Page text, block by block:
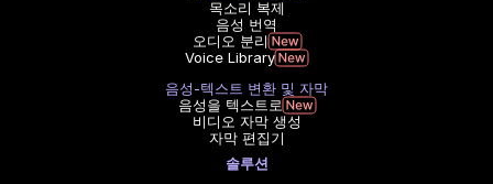
목소리 복제
음성 번역
오디오 분리
Voice Library
음성-텍스트 변환 및 자막
음성을 텍스트로
비디오 자막 생성
자막 편집기
솔루션